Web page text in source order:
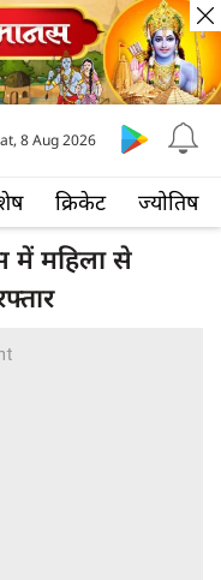
क्रिकेट ज्योतिष
8 Aug 2026
में महिला से